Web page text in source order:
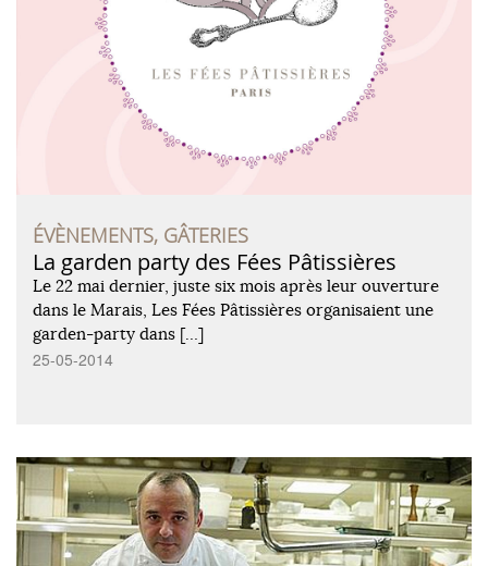
ÉVÈNEMENTS, GÂTERIES
La garden party des Fées Pâtissières
Le 22 mai dernier, juste six mois après leur ouverture
dans le Marais, Les Fées Pâtissières organisaient une
garden-party dans […]
25-05-2014